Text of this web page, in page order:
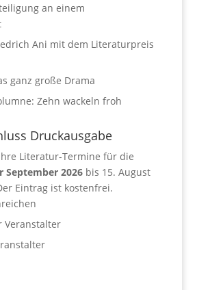
an einem
Ani mit dem Literaturpreis
ganz große Drama
Zehn wackeln froh
Druckausgabe
Literatur-Termine für die
September 2026bis 15. August
Eintrag ist kostenfrei.
Veranstalter